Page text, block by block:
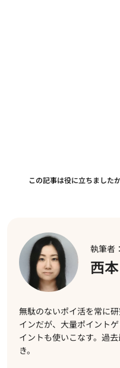
この記事は役に立ちました
執筆者
西
無駄のないポイ活を常に
インだが、大量ポイント
イントも使いこなす。過
き。